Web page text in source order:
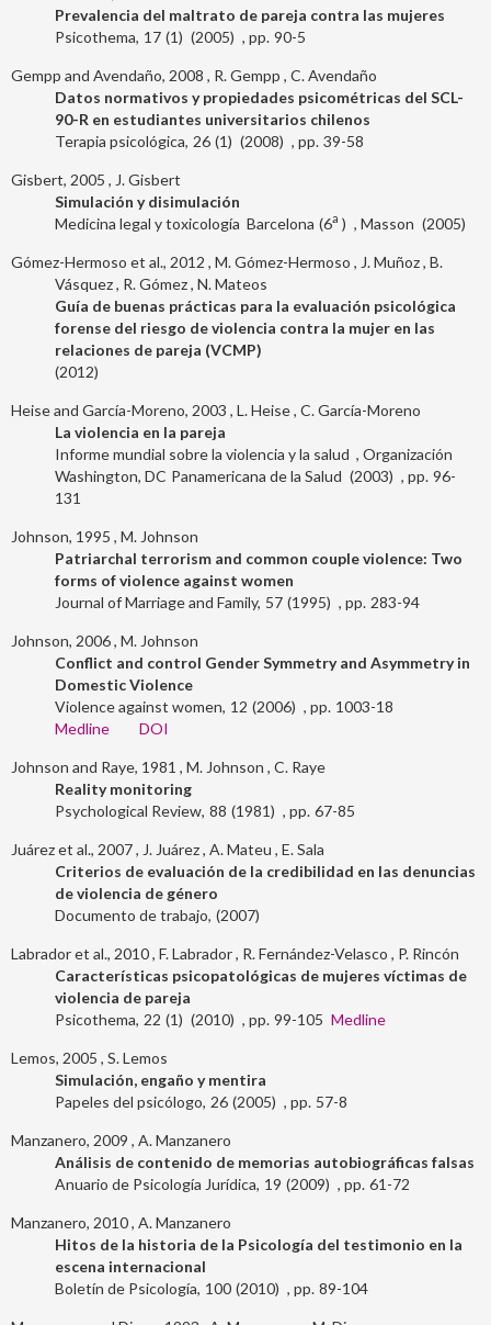
Prevalencia del maltrato de pareja contra las mujeres
Psicothema 17 1 2005 90-5
Gempp and Avendaño, 2008 R. Gempp C. Avendaño
Datos normativos y propiedades psicométricas del SCL-
90-R en estudiantes universitarios chilenos
Terapia psicológica 26 1 2008 39-58
Gisbert, 2005
J. Gisbert
Simulación y disimulación
Medicina legal y toxicología
6a Masson
Barcelona 2005
Gómez-Hermoso et al., 2012 M. Gómez-Hermoso J. Muñoz B.
Vásquez R. Gómez N. Mateos
Guía de buenas prácticas para la evaluación psicológica
forense del riesgo de violencia contra la mujer en las
relaciones de pareja (VCMP)
2012
Heise and García-Moreno, 2003 L. Heise C. García-Moreno
La violencia en la pareja
Informe mundial sobre la violencia y la salud
Organización
Panamericana de la Salud
Washington, DC 2003
96-
131
Johnson, 1995 M. Johnson
Patriarchal terrorism and common couple violence: Two
forms of violence against women
Journal of Marriage and Family 57 1995 283-94
Johnson, 2006 M. Johnson
Conflict and control Gender Symmetry and Asymmetry in
Domestic Violence
Violence against women 12 2006
1003-18
Medline
DOI
Johnson and Raye, 1981 M. Johnson C. Raye
Reality monitoring
Psychological Review 88 1981 67-85
Juárez et al., 2007 J. Juárez A. Mateu E. Sala
Criterios de evaluación de la credibilidad en las denuncias
de violencia de género
Documento de trabajo
2007
Labrador et al., 2010 F. Labrador R. Fernández-Velasco
P. Rincón
Características psicopatológicas de mujeres víctimas de
violencia de pareja
Psicothema 22 1 2010 99-105 Medline
Lemos, 2005 S. Lemos
Simulación, engaño y mentira
Papeles del psicólogo 26 2005 57-8
Manzanero, 2009 A. Manzanero
Análisis de contenido de memorias autobiográficas falsas
Anuario de Psicología Jurídica 19 2009 61-72
Manzanero, 2010 A. Manzanero
Hitos de la historia de la Psicología del testimonio en la
escena internacional
Boletín de Psicología 100 2010 89-104